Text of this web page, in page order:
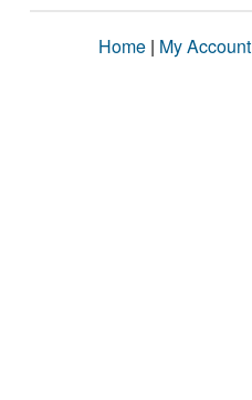
Home | My Account